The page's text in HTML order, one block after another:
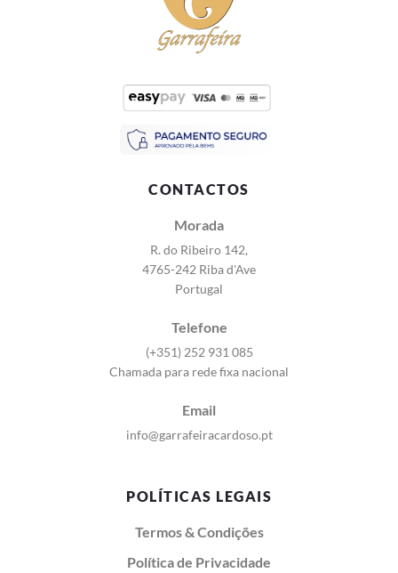
CONTACTOS
Morada
R. do Ribeiro 142,
4765-242 Riba d'Ave
Portugal
Telefone
(+351) 252 931 085
Chamada para rede fixa nacional
Email
info@garrafeiracardoso.pt
POLÍTICAS LEGAIS
Termos & Condições
Política de Privacidade